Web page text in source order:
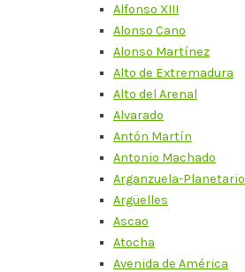
Alfonso XIII
Alonso Cano
Alonso Martínez
Alto de Extremadura
Alto del Arenal
Alvarado
Antón Martín
Antonio Machado
Arganzuela-Planetario
Argüelles
Ascao
Atocha
Avenida de América